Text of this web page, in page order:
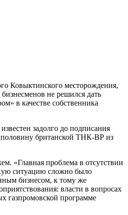
Ковыктинского месторождения,
не решился дать
в качестве собственника
задолго до подписания
британской ТНК-ВР из
«Главная проблема в отсутствии
ситуацию сложно было
бизнесом, к тому же
власти в вопросах
газпромовской программе